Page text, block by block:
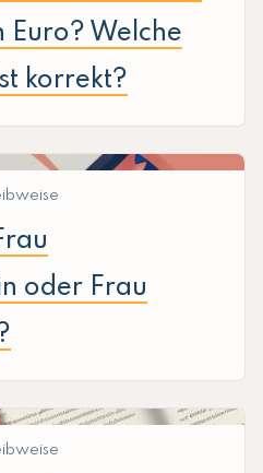
Welche
korrekt?
oder Frau